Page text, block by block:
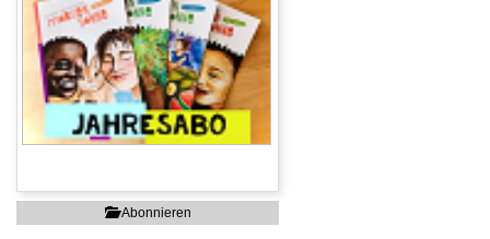
Abonnieren